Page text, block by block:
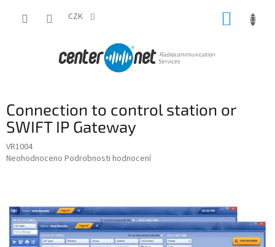
CZK
Connection to control station or
SWIFT IP Gateway
VR1004
Průměrné
0,0
z
hvězdiček.
Neohodnoceno Podrobnosti hodnocení